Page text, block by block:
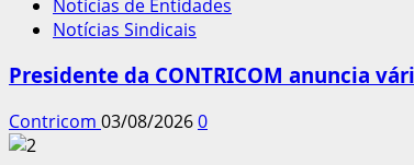
Notícias de Entidades
Notícias Sindicais
Presidente da CONTRICOM anuncia
Contricom 03/08/20260